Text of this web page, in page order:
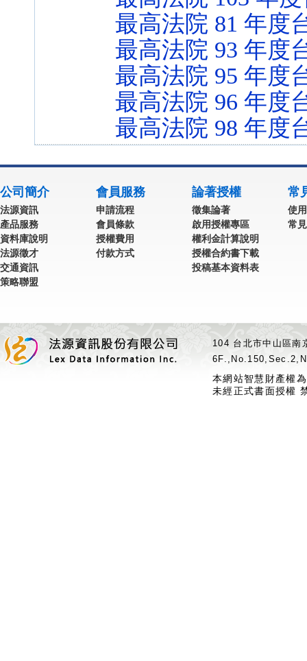
最高法院 81 年度
最高法院 93 年度
最高法院 95 年度
最高法院 96 年度
最高法院 98 年度
公司簡介
法源資訊
產品服務
資料庫說明
法源徵才
交通資訊
策略聯盟
會員服務
申請流程
會員條款
授權費用
付款方式
論著授權
徵集論著
啟用授權專區
權利金計算說明
授權合約書下載
投稿基本資料表
常
使
常
104 台北市中山區
本網站智慧財產權
未經正式書面授權